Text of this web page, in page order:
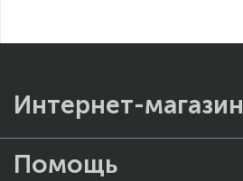
Интернет-магазин
Помощь